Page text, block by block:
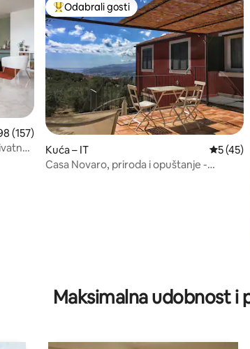
„Odabrali gosti”
ocjena: 4,98/5, recenzija: 157
(157)
Među najviše rangiranima s oznakom
Odabrali gosti
Kuća – IT
5 (45)
Casa Novaro, priroda i opuštanje -
Maksimalna udobnost i